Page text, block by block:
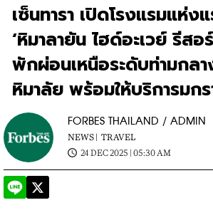
เซ็นทารา เปิดโรงแรมแห่ง
‘หิมาลายัน ไฮด์อะเวย์ รีสอ
พักผ่อนเหนือระดับท่ามกลา
หิมาลัย พร้อมให้บริการมก
FORBES THAILAND / ADMIN
NEWS | TRAVEL
24 DEC 2025 | 05:30 AM